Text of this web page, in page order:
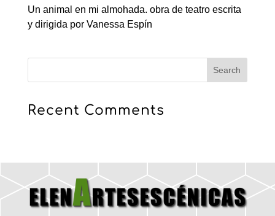
Un animal en mi almohada. obra de teatro escrita
y dirigida por Vanessa Espín
Recent Comments